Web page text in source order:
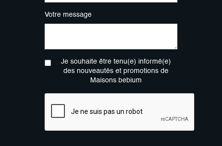
Votre message
Je souhaite être tenu(e) informé(e)
des nouveautés et promotions de
Maisons bebium